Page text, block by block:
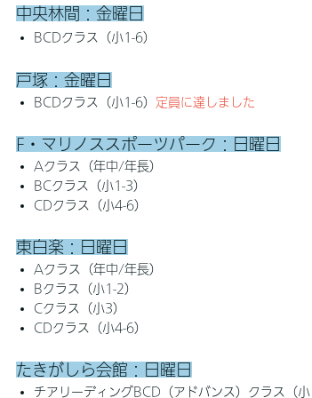
中央林間：金曜日
BCDクラス（小1-6）
戸塚：金曜日
BCDクラス（小1-6） 定員に達しました
F・マリノススポーツパーク：日曜日
Aクラス（年中/年長）
BCクラス（小1-3）
CDクラス（小4-6）
東白楽：日曜日
Aクラス（年中/年長）
Bクラス（小1-2）
Cクラス（小3）
CDクラス（小4-6）
たきがしら会館：日曜日
チアリーディングBCD（アドバンス）クラス（